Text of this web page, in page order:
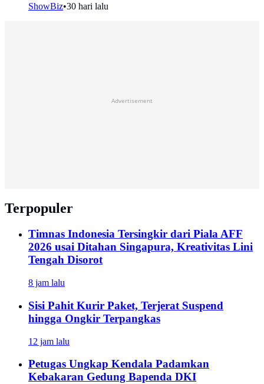
ShowBiz•30 hari lalu
Advertisement
Terpopuler
Timnas Indonesia Tersingkir dari Piala AFF
2026 usai Ditahan Singapura, Kreativitas Lini
Tengah Disorot
8 jam lalu
Sisi Pahit Kurir Paket, Terjerat Suspend
hingga Ongkir Terpangkas
12 jam lalu
Petugas Ungkap Kendala Padamkan
Kebakaran Gedung Bapenda DKI